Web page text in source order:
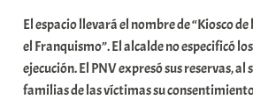
El espacio llevará el nombre de “Kiosco
el Franquismo”. El alcalde no especificó
ejecución. El PNV expresó sus reservas,
familias de las víctimas su